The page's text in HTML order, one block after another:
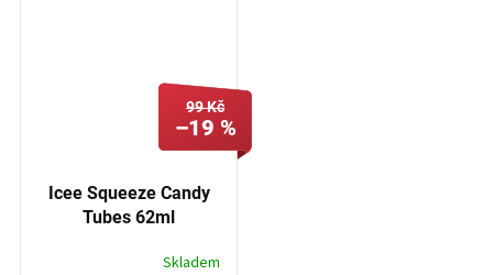
99 Kč
–19 %
Icee Squeeze Candy
Tubes 62ml
Skladem